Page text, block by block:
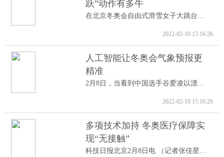
跃”动作有多牛
在北京冬奥会自由式滑雪女子大跳台决赛中...
2022-02-10 15:16:26
人工智能让冬奥会气象预报更
精准
2月8日，当看到中国选手谷爱凌以漂亮的高...
2022-02-10 15:16:26
多项技术加持 冬奥医疗保障实
现“无接触”
科技日报北京2月8日电 （记者张佳星）记...